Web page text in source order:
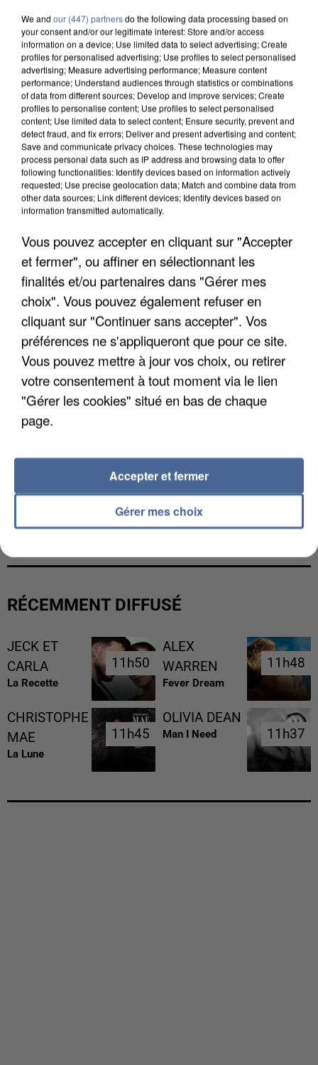
L’UN DES FONDATEURS SUPPOSÉS DE LA DZ
MAFIA INTERPELLÉ EN ALGÉRIE
UN SECOND CADRE DE LA DZ MAFIA
INTERPELLÉ EN ALGÉRIE
RÉCEMMENT DIFFUSÉ
JECK ET
CARLA
La Recette
11h50
11h50
ALEX
WARREN
Fever Dream
11h48
11h48
CHRISTOPHE
MAE
La Lune
11h45
11h45
OLIVIA DEAN
Man I Need 11h37
11h37
We and our (447) partnersdo the following data processing based on
your consent and/or our legitimate interest: Store and/or access
information on a device; Use limited data to select advertising; Create
profiles for personalised advertising; Use profiles to select personalised
advertising; Measure advertising performance; Measure content
performance; Understand audiences through statistics or combinations
of data from different sources; Develop and improve services; Create
profiles to personalise content; Use profiles to select personalised
content; Use limited data to select content; Ensure security, prevent and
detect fraud, and fix errors; Deliver and present advertising and content;
Save and communicate privacy choices. These technologies may
process personal data such as IP address and browsing data to offer
following functionalities: Identify devices based on information actively
requested; Use precise geolocation data; Match and combine data from
other data sources; Link different devices; Identify devices based on
information transmitted automatically.
Vous pouvez accepter en cliquant sur "Accepter
et fermer", ou affiner en sélectionnant les
finalités et/ou partenaires dans "Gérer mes
choix". Vous pouvez également refuser en
cliquant sur "Continuer sans accepter". Vos
préférences ne s'appliqueront que pour ce site.
Vous pouvez mettre à jour vos choix, ou retirer
votre consentement à tout moment via le lien
"Gérer les cookies" situé en bas de chaque
page.
Gérer mes choix
Accepter et fermer